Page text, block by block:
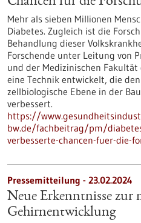
Mehr als sieben Millionen
Diabetes. Zugleich ist die
Behandlung dieser
Forschende unter Leitung von
und der Medizinischen
eine Technik entwickelt, die
zellbiologische Ebene in der
verbessert.
https://
bw.de/fachbeitrag/pm/
verbesserte-chancen-fuer-die-
Pressemitteilung - 23.02.2024
Neue Erkenntnisse zur
Gehirnentwicklung